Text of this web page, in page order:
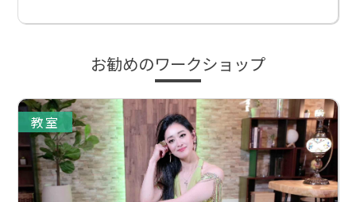
お勧めのワークショップ
教室